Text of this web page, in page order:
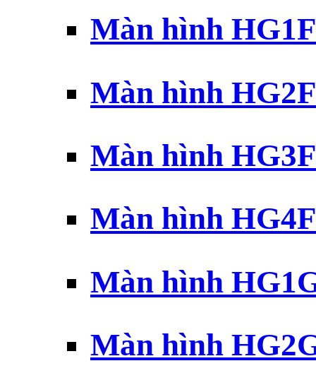
Màn hình
Màn hình
Màn hình
Màn hình
Màn hình
Màn hình